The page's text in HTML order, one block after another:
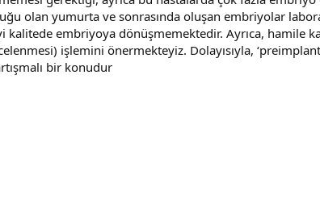
olan yumurta ve sonrasında oluşan embriyolar
embriyoya dönüşmemektedir. Ayrıca, hamile
işlemini önermekteyiz. Dolayısıyla,
bir konudur